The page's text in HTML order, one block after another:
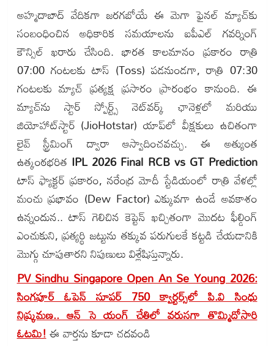
అహ్మదాబాద్ వేదికగా జరగబోయే ఈ మెగా ఫైనల్ మ్యాచ్‌కు
సంబంధించిన అధికారిక సమయాలను ఐపీఎల్ గవర్నింగ్
కౌన్సిల్ ఖరారు చేసింది. భారత కాలమానం ప్రకారం రాత్రి
07:00 గంటలకు టాస్ (Toss) పడనుండగా, రాత్రి 07:30
గంటలకు మ్యాచ్ ప్రత్యక్ష ప్రసారం ప్రారంభం కానుంది. ఈ
మ్యాచ్‌ను స్టార్ స్పోర్ట్స్ నెట్‌వర్క్ ఛానెళ్లలో మరియు
జియోహాట్‌స్టార్ (JioHotstar) యాప్‌లో వీక్షకులు ఉచితంగా
లైవ్ స్ట్రీమింగ్ ద్వారా ఆస్వాదించవచ్చు. ఈ అత్యుంత
ఉత్కంఠభరిత IPL 2026 Final RCB vs GT Prediction
టాస్ ఫ్యాక్టర్ ప్రకారం, నరేంద్ర మోదీ స్టేడియంలో రాత్రి వేళల్లో
మంచు ప్రభావం (Dew Factor) ఎక్కువగా ఉండే అవకాశం
ఉన్నందున.. టాస్ గెలిచిన కెప్టెన్ ఖచ్చితంగా మొదట ఫీల్డింగ్
ఎంచుకుని, ప్రత్యర్థి జట్టును తక్కువ పరుగులకే కట్టడి చేయడానికి
మొగ్గు చూపుతారని నిపుణులు విశ్లేషిస్తున్నారు.
PV Sindhu Singapore Open An Se Young 2026:
సింగపూర్‌ ఓపెన్‌ సూపర్‌ 750 క్వార్టర్స్‌లో పి.వి సింధు
నిష్క్రమణ.. ఆన్‌ సె యంగ్ చేతిలో వరుసగా తొమ్మిదోసారి
ఓటమి!ఈ వార్తను కూడా చదవండి